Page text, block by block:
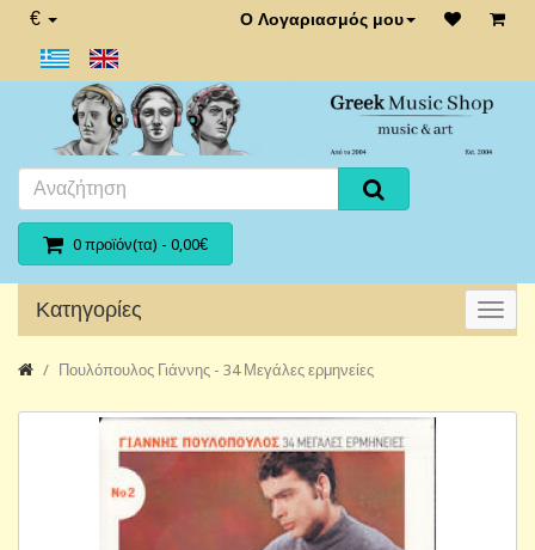
€ Ο Λογαριασμός μου
0 προϊόν(τα) - 0,00€
Κατηγορίες
Πουλόπουλος Γιάννης - 34 Μεγάλες ερμηνείες